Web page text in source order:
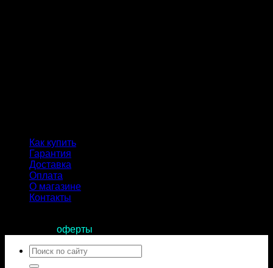
Как купить
Гарантия
Доставка
Оплата
О магазине
Контакты
оферты
Искать: